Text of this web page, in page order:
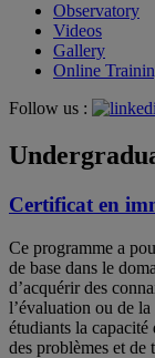
Observatory
Videos
Gallery
Online
Follow us :
Certificat en
Ce programme a
de base dans le
d’acquérir des
l’évaluation ou de
étudiants la capacité
des problèmes et de